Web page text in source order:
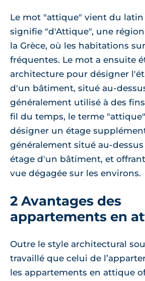
Le mot "attique" vient du
signifie "d'Attique", une
la Grèce, où les habitations
fréquentes. Le mot a ensuite
architecture pour désigner
d'un bâtiment, situé au-
généralement utilisé à des
fil du temps, le terme
désigner un étage
généralement situé au-
étage d'un bâtiment, et
vue dégagée sur les environs.
2 Avantages des
appartements en
Outre le style architectural
travaillé que celui de
les appartements en attique